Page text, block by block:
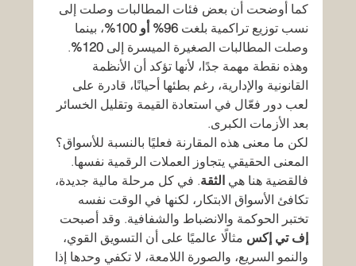
كما أوضحت أن بعض فئات المطالبات وصلت إلى
نسب توزيع تراكمية بلغت 96% أو 100%
، بينما
وصلت المطالبات الصغيرة الميسرة إلى 120%
.
وهذه نقطة مهمة جدًا، لأنها تؤكد أن الأنظمة
القانونية والإدارية، رغم بطئها أحيانًا، قادرة على
لعب دور فعّال في استعادة القيمة وتقليل الخسائر
بعد الأزمات الكبرى.
لكن ما معنى هذه المقارنة فعليًا بالنسبة للأسواق؟
المعنى الحقيقي يتجاوز العملات الرقمية نفسها.
فالقضية هنا هي الثقة. في كل مرحلة مالية جديدة،
تكافئ الأسواق الابتكار، لكنها في الوقت نفسه
تختبر الحوكمة والانضباط والشفافية. وقد أصبحت
إف تي إكس مثالًا عالميًا على أن التسويق القوي،
والنمو السريع، والصورة اللامعة، لا تكفي وحدها إذا